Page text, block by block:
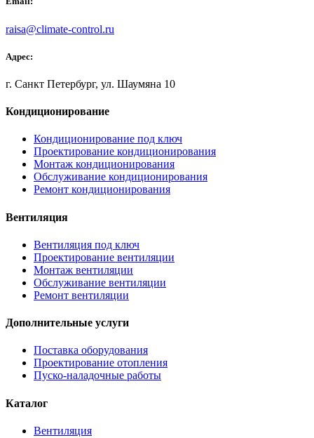
raisa@climate-control.ru
Адрес:
г. Санкт Петербург, ул. Шаумяна 10
Кондиционирование
Кондиционирование под ключ
Проектирование кондиционирования
Монтаж кондиционирования
Обслуживание кондиционирования
Ремонт кондиционирования
Вентиляция
Вентиляция под ключ
Проектирование вентиляции
Монтаж вентиляции
Обслуживание вентиляции
Ремонт вентиляции
Дополнительные услуги
Поставка оборудования
Проектирование отопления
Пуско-наладочные работы
Каталог
Вентиляция